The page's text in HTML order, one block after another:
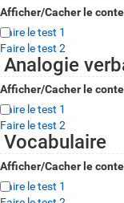
Afficher/Cacher le
Faire le test 1
Faire le test 2
Analogie
Afficher/Cacher le
Faire le test 1
Faire le test 2
Vocabulaire
Afficher/Cacher le
Faire le test 1